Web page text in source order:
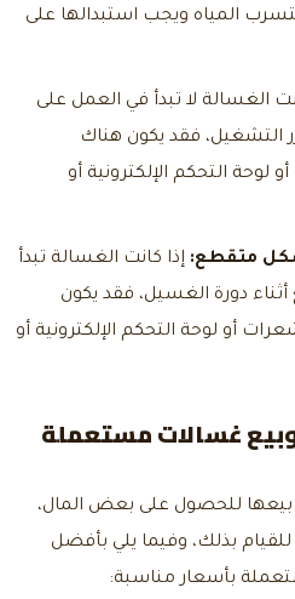
المياه ويجب استبدالها على
الغسالة لا تبدأ في العمل على
التشغيل، فقد يكون هناك
التحكم الإلكترونية أو
متقطع: إذا كانت الغسالة تبدأ
دورة الغسيل، فقد يكون
أو لوحة التحكم الإلكترونية أو
غسالات مستعملة
بيعها للحصول على بعض المال،
بذلك، وفيما يلي بأفضل
بأسعار مناسبة: